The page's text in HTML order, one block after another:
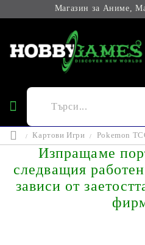
Магазин за Аниме,
Картови Игри Pokemon
Изпращаме
следващия
зависи от